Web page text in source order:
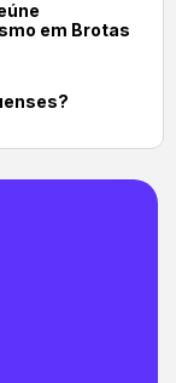
em Brotas